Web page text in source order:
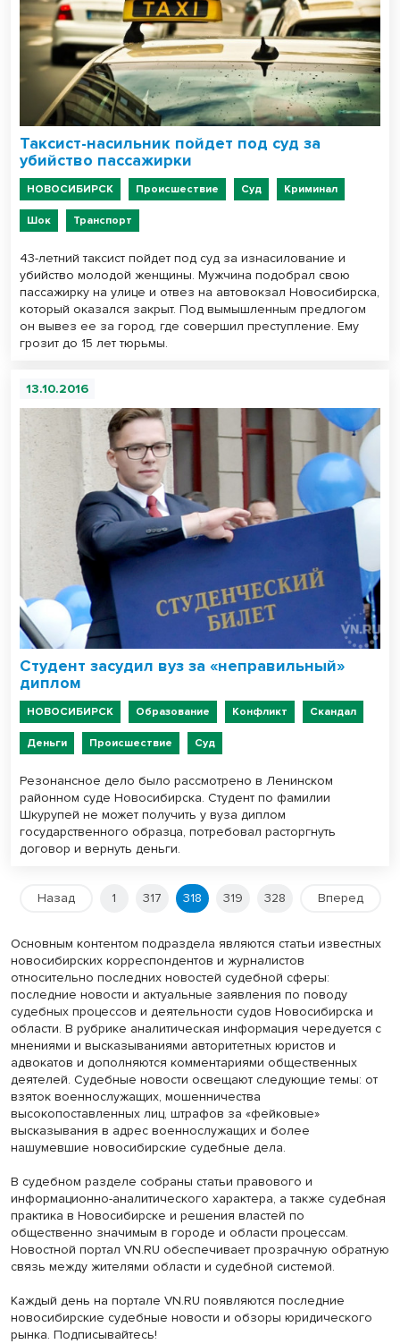
Таксист-насильник пойдет под суд за
убийство пассажирки
НОВОСИБИРСК Происшествие Суд Криминал
Шок Транспорт
43-летний таксист пойдет под суд за изнасилование и
убийство молодой женщины. Мужчина подобрал свою
пассажирку на улице и отвез на автовокзал Новосибирска,
который оказался закрыт. Под вымышленным предлогом
он вывез ее за город, где совершил преступление. Ему
грозит до 15 лет тюрьмы.
13.10.2016
Студент засудил вуз за «неправильный»
диплом
НОВОСИБИРСК Образование Конфликт Скандал
Деньги Происшествие Суд
Резонансное дело было рассмотрено в Ленинском
районном суде Новосибирска. Студент по фамилии
Шкурупей не может получить у вуза диплом
государственного образца, потребовал расторгнуть
договор и вернуть деньги.
Назад 1 317 318 319 328 Вперед
Основным контентом подраздела являются статьи известных
новосибирских корреспондентов и журналистов
относительно последних новостей судебной сферы:
последние новости и актуальные заявления по поводу
судебных процессов и деятельности судов Новосибирска и
области. В рубрике аналитическая информация чередуется с
мнениями и высказываниями авторитетных юристов и
адвокатов и дополняются комментариями общественных
деятелей. Судебные новости освещают следующие темы: от
взяток военнослужащих, мошенничества
высокопоставленных лиц, штрафов за «фейковые»
высказывания в адрес военнослужащих и более
нашумевшие новосибирские судебные дела.
В судебном разделе собраны статьи правового и
информационно-аналитического характера, а также судебная
практика в Новосибирске и решения властей по
общественно значимым в городе и области процессам.
Новостной портал VN.RU обеспечивает прозрачную обратную
связь между жителями области и судебной системой.
Каждый день на портале VN.RU появляются последние
новосибирские судебные новости и обзоры юридического
рынка. Подписывайтесь!